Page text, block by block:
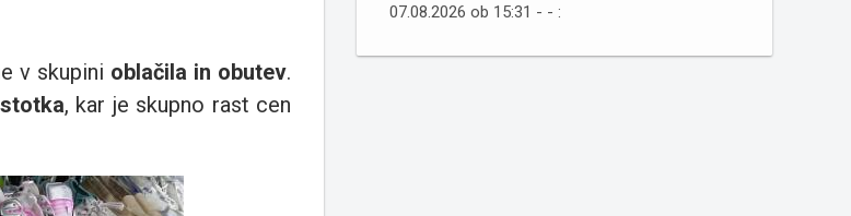
v skupini oblačila in obutev.
, kar je skupno rast cen
07.08.2026 ob 15:31 - - :